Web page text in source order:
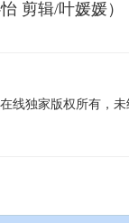
剪辑/叶媛媛）
线独家版权所有，